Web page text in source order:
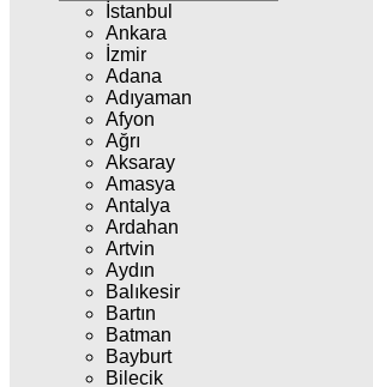
İstanbul
Ankara
İzmir
Adana
Adıyaman
Afyon
Ağrı
Aksaray
Amasya
Antalya
Ardahan
Artvin
Aydın
Balıkesir
Bartın
Batman
Bayburt
Bilecik